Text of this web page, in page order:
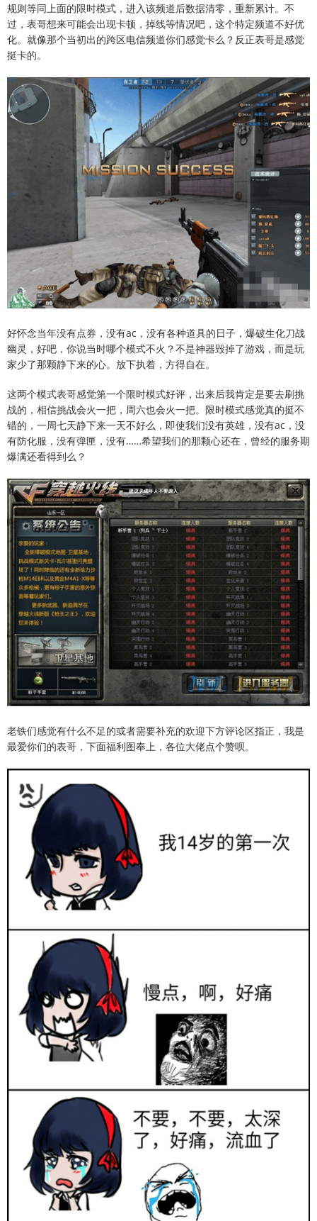
规则等同上面的限时模式，进入该频道后数据清零，重新累计。不
过，表哥想来可能会出现卡顿，掉线等情况吧，这个特定频道不好优
化。就像那个当初出的跨区电信频道你们感觉卡么？反正表哥是感觉
挺卡的。
好怀念当年没有点券，没有ac，没有各种道具的日子，爆破生化刀战
幽灵，好吧，你说当时哪个模式不火？不是神器毁掉了游戏，而是玩
家少了那颗静下来的心。放下执着，方得自在。
这两个模式表哥感觉第一个限时模式好评，出来后我肯定是要去刷挑
战的，相信挑战会火一把，周六也会火一把。限时模式感觉真的挺不
错的，一周七天静下来一天不好么，即使我们没有英雄，没有ac，没
有防化服，没有弹匣，没有……希望我们的那颗心还在，曾经的服务期
爆满还看得到么？
老铁们感觉有什么不足的或者需要补充的欢迎下方评论区指正，我是
最爱你们的表哥，下面福利图奉上，各位大佬点个赞呗。